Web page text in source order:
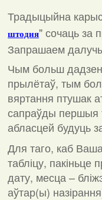
Традыцыйна
штодня"сочаць за
Запрашаем
Чым больш
прылётаў, тым
вяртання птушак
сапраўды першыя
абласцей будуць
Для таго, каб
табліцу,
дату, месца –
аўтар(ы)